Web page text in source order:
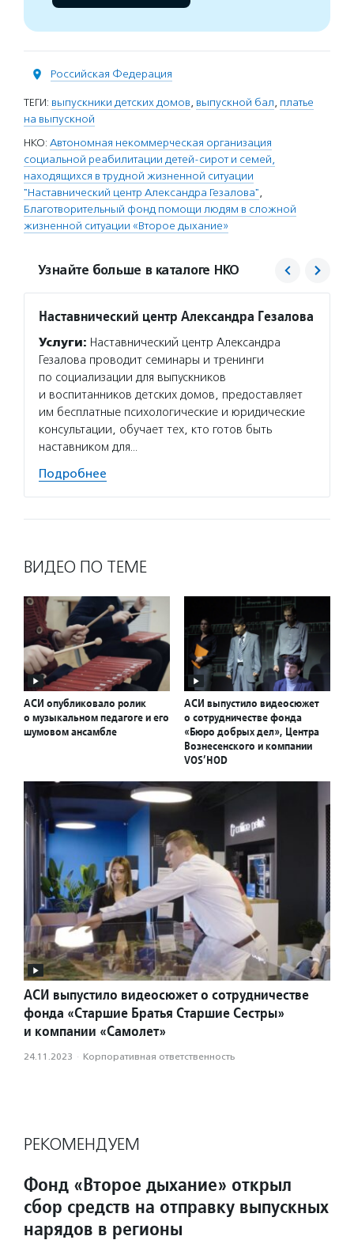
Российская Федерация
ТЕГИ: выпускники детских домов, выпускной бал, платье
на выпускной
НКО: Автономная некоммерческая организация
социальной реабилитации детей-сирот и семей,
находящихся в трудной жизненной ситуации
"Наставнический центр Александра Гезалова",
Благотворительный фонд помощи людям в сложной
жизненной ситуации «Второе дыхание»
Узнайте больше в каталоге НКО
Наставнический центр Александра Гезалова
Услуги: Наставнический центр Александра
Гезалова проводит семинары и тренинги
по социализации для выпускников
и воспитанников детских домов, предоставляет
им бесплатные психологические и юридические
консультации, обучает тех, кто готов быть
наставником для…
Подробнее
ВИДЕО ПО ТЕМЕ
АСИ опубликовало ролик
о музыкальном педагоге и его
шумовом ансамбле
АСИ выпустило видеосюжет
о сотрудничестве фонда
«Бюро добрых дел», Центра
Вознесенского и компании
VOS’HOD
АСИ выпустило видеосюжет о сотрудничестве
фонда «Старшие Братья Старшие Сестры»
и компании «Самолет»
24.11.2023 · Корпоративная ответственность
РЕКОМЕНДУЕМ
Фонд «Второе дыхание» открыл
сбор средств на отправку выпускных
нарядов в регионы